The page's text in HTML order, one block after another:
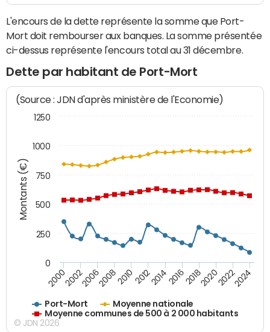
L'encours de la dette représente la somme que Port-
Mort doit rembourser aux banques. La somme présentée
ci-dessus représente l'encours total au 31 décembre.
Dette par habitant de Port-Mort
Montants (€)
(Source : JDN d'après ministère de l'Economie)
Port-Mort
Moyenne nationale
Moyenne communes de 500 à 2 000 habitants
200020022006200820102012201420162018202020222024
0
250
500
750
1000
1250
© JDN 2026